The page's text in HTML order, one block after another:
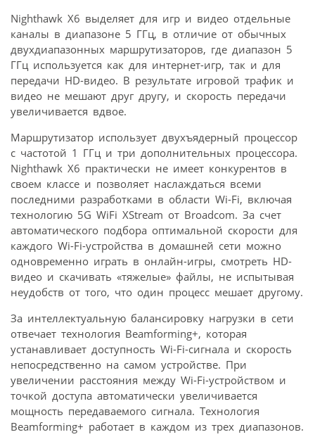
Nighthawk X6 выделяет для игр и видео отдельные
каналы в диапазоне 5 ГГц, в отличие от обычных
двухдиапазонных маршрутизаторов, где диапазон 5
ГГц используется как для интернет-игр, так и для
передачи HD-видео. В результате игровой трафик и
видео не мешают друг другу, и скорость передачи
увеличивается вдвое.
Маршрутизатор использует двухъядерный процессор
с частотой 1 ГГц и три дополнительных процессора.
Nighthawk X6 практически не имеет конкурентов в
своем классе и позволяет наслаждаться всеми
последними разработками в области Wi-Fi, включая
технологию 5G WiFi XStream от Broadcom. За счет
автоматического подбора оптимальной скорости для
каждого Wi-Fi-устройства в домашней сети можно
одновременно играть в онлайн-игры, смотреть HD-
видео и скачивать «тяжелые» файлы, не испытывая
неудобств от того, что один процесс мешает другому.
За интеллектуальную балансировку нагрузки в сети
отвечает технология Beamforming+, которая
устанавливает доступность Wi-Fi-сигнала и скорость
непосредственно на самом устройстве. При
увеличении расстояния между Wi-Fi-устройством и
точкой доступа автоматически увеличивается
мощность передаваемого сигнала. Технология
Beamforming+ работает в каждом из трех диапазонов.